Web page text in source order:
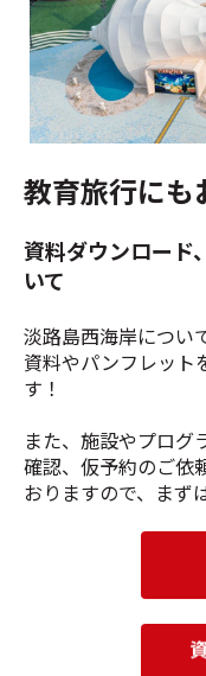
教育旅行にも
資料ダウンロード
いて
淡路島西海岸につい
資料やパンフレット
す！
また、施設やプログ
確認、仮予約のご依
おりますので、まず